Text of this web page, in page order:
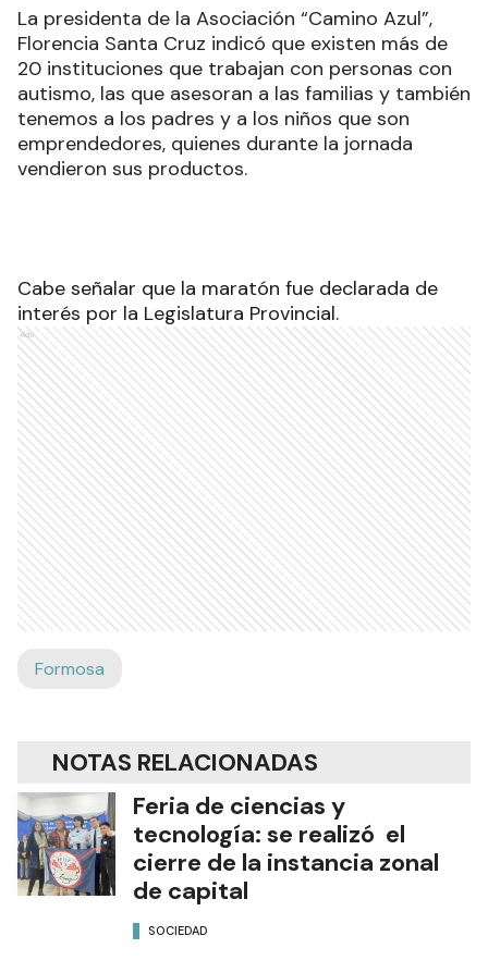
La presidenta de la Asociación “Camino Azul”,
Florencia Santa Cruz indicó que existen más de
20 instituciones que trabajan con personas con
autismo, las que asesoran a las familias y también
tenemos a los padres y a los niños que son
emprendedores, quienes durante la jornada
vendieron sus productos.
Cabe señalar que la maratón fue declarada de
interés por la Legislatura Provincial.
Ads
Formosa
NOTAS RELACIONADAS
Feria de ciencias y
tecnología: se realizó el
cierre de la instancia zonal
de capital
SOCIEDAD